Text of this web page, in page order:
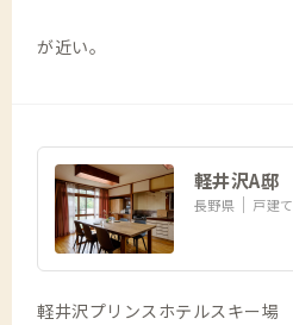
が近い。
軽井沢A邸
長野県 戸建て
軽井沢プリンスホテルスキー場